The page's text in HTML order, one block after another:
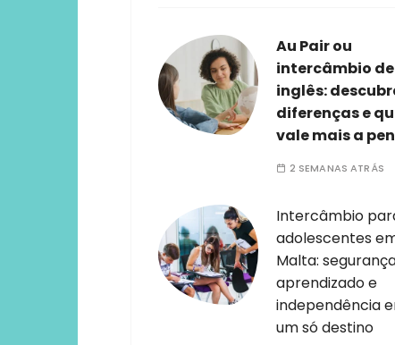
Au Pair ou
intercâmbio de
inglês:
diferenças e
vale mais a
2 SEMANAS ATRÁS
Intercâmbio
adolescentes
Malta:
aprendizado e
independência
um só destino